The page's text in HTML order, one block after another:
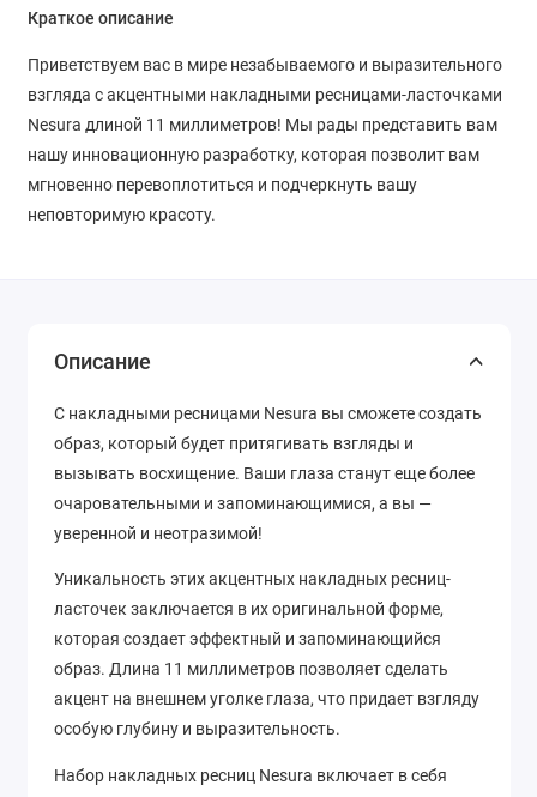
Краткое описание
Приветствуем вас в мире незабываемого и выразительного
взгляда с акцентными накладными ресницами-ласточками
Nesura длиной 11 миллиметров! Мы рады представить вам
нашу инновационную разработку, которая позволит вам
мгновенно перевоплотиться и подчеркнуть вашу
неповторимую красоту.
Описание
С накладными ресницами Nesura вы сможете создать
образ, который будет притягивать взгляды и
вызывать восхищение. Ваши глаза станут еще более
очаровательными и запоминающимися, а вы —
уверенной и неотразимой!
Уникальность этих акцентных накладных ресниц-
ласточек заключается в их оригинальной форме,
которая создает эффектный и запоминающийся
образ. Длина 11 миллиметров позволяет сделать
акцент на внешнем уголке глаза, что придает взгляду
особую глубину и выразительность.
Набор накладных ресниц Nesura включает в себя